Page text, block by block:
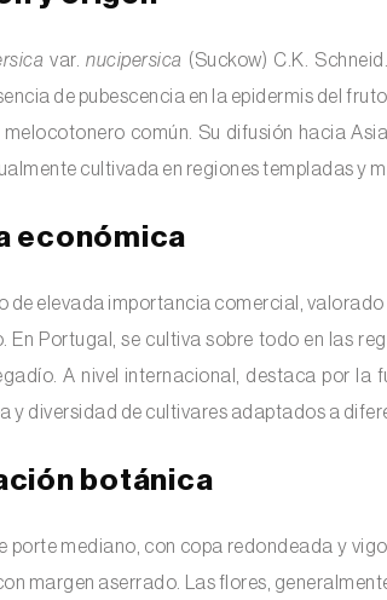
var.nucipersica (Suckow) C.K.
de pubescencia en la epidermis del
melocotonero común. Su difusión hacia
cultivada en regiones templadas y
económica
de elevada importancia comercial,
En Portugal, se cultiva sobre todo en las
A nivel internacional, destaca por la
y diversidad de cultivares adaptados a
botánica
porte mediano, con copa redondeada y
margen aserrado. Las flores,